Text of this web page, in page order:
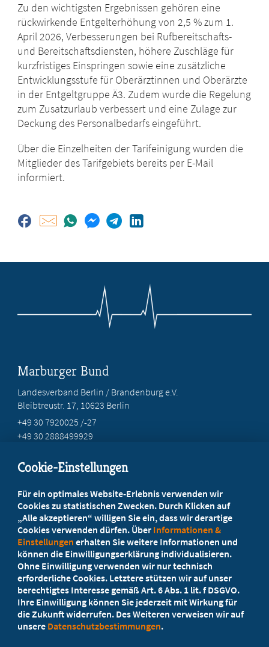
Zu den wichtigsten Ergebnissen gehören eine
rückwirkende Entgelterhöhung von 2,5 % zum 1.
April 2026, Verbesserungen bei Rufbereitschafts-
und Bereitschaftsdiensten, höhere Zuschläge für
kurzfristiges Einspringen sowie eine zusätzliche
Entwicklungsstufe für Oberärztinnen und Oberärzte
in der Entgeltgruppe Ä3. Zudem wurde die Regelung
zum Zusatzurlaub verbessert und eine Zulage zur
Deckung des Personalbedarfs eingeführt.
Über die Einzelheiten der Tarifeinigung wurden die
Mitglieder des Tarifgebiets bereits per E-Mail
informiert.
Marburger Bund
Landesverband Berlin / Brandenburg e.V.
Bleibtreustr. 17, 10623 Berlin
+49 30 7920025 /-27
+49 30 2888499929
Ihr Landesverband berät Sie!
Ansprechpartner
Werden Sie jetzt Mitglied
5 Vorteile einer MB-Mitgliedschaft
Cookie-Einstellungen
Für ein optimales Website-Erlebnis verwenden wir
Cookies zu statistischen Zwecken. Durch Klicken auf
„Alle akzeptieren“ willigen Sie ein, dass wir derartige
Cookies verwenden dürfen. Über Informationen &
Einstellungen erhalten Sie weitere Informationen und
können die Einwilligungserklärung individualisieren.
Ohne Einwilligung verwenden wir nur technisch
erforderliche Cookies. Letztere stützen wir auf unser
berechtigtes Interesse gemäß Art. 6 Abs. 1 lit. f DSGVO.
Ihre Einwilligung können Sie jederzeit mit Wirkung für
die Zukunft widerrufen. Des Weiteren verweisen wir auf
unsere Datenschutzbestimmungen.